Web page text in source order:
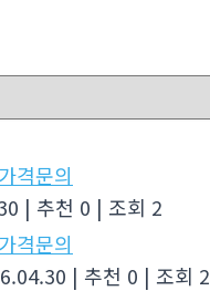
격문의
| 추천 0 | 조회 2
격문의
| 추천 0 | 조회 2